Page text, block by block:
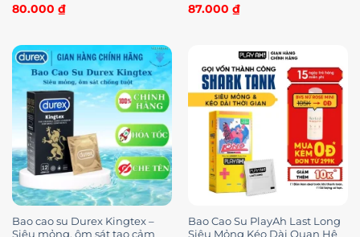
Được
0
5
sao
80.000 ₫
Được
sao
87.000 ₫
Bao cao su Durex Kingtex –
Siêu mỏng, ôm sát tạo cảm
Bao Cao Su PlayAh Last Long
Siêu Mỏng Kéo Dài Quan Hệ